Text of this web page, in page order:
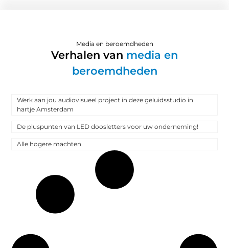
Media en beroemdheden
Verhalen van media en
beroemdheden
Werk aan jou audiovisueel project in deze geluidsstudio in
hartje Amsterdam
De pluspunten van LED doosletters voor uw onderneming!
Alle hogere machten